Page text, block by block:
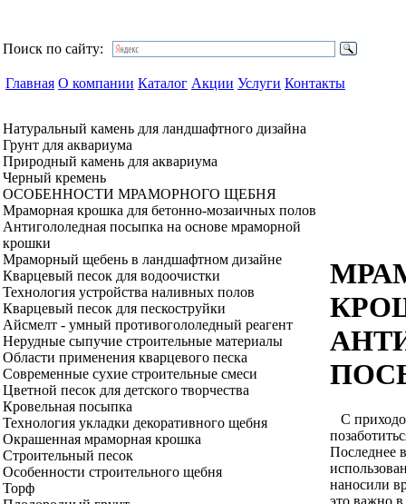
Поиск по сайту:
Главная О компании Каталог Акции Услуги Контакты
Натуральный камень для ландшафтного дизайна
Грунт для аквариума
Природный камень для аквариума
Черный кремень
ОСОБЕННОСТИ МРАМОРНОГО ЩЕБНЯ
Мраморная крошка для бетонно-мозаичных полов
Антигололедная посыпка на основе мраморной
крошки
Мраморный щебень в ландшафтном дизайне
Кварцевый песок для водоочистки
Технология устройства наливных полов
Кварцевый песок для пескоструйки
Айсмелт - умный противогололедный реагент
Нерудные сыпучие строительные материалы
Области применения кварцевого песка
Современные сухие строительные смеси
Цветной песок для детского творчества
Кровельная посыпка
Технология укладки декоративного щебня
Окрашенная мраморная крошка
Строительный песок
Особенности строительного щебня
Торф
С
Последнее
наносили
это важно